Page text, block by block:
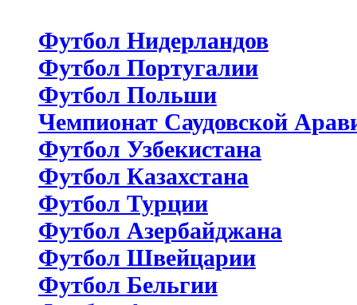
Футбол Нидерландов
Футбол Португалии
Футбол Польши
Чемпионат Саудовской
Футбол Узбекистана
Футбол Казахстана
Футбол Турции
Футбол Азербайджана
Футбол Швейцарии
Футбол Бельгии